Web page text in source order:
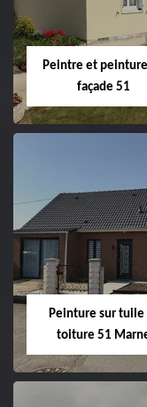
Peintre et
façade 51
Peintre et
de façade 51
Peinture sur tuile
toiture 51